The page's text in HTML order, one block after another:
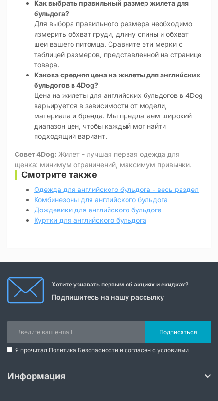
Как выбрать правильный размер жилета для
бульдога?
Для выбора правильного размера необходимо
измерить обхват груди, длину спины и обхват
шеи вашего питомца. Сравните эти мерки с
таблицей размеров, представленной на странице
товара.
Какова средняя цена на жилеты для английских
бульдогов в 4Dog?
Цена на жилеты для английских бульдогов в 4Dog
варьируется в зависимости от модели,
материала и бренда. Мы предлагаем широкий
диапазон цен, чтобы каждый мог найти
подходящий вариант.
Совет 4Dog: Жилет - лучшая первая одежда для
щенка: минимум ограничений, максимум привычки.
Смотрите также
Одежда для английского бульдога - весь раздел
Комбинезоны для английского бульдога
Дождевики для английского бульдога
Куртки для английского бульдога
Хотите узнавать первым об акциях и скидках?
Подпишитесь на нашу рассылку
Подписаться
Я прочитал Политика Безопасности и согласен с условиями
Информация